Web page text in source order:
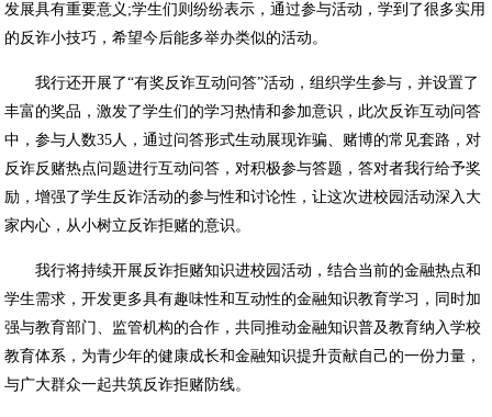
发展具有重要意义;学生们则纷纷表示，通过参与活动，学到了很多实用
的反诈小技巧，希望今后能多举办类似的活动。
我行还开展了“有奖反诈互动问答”活动，组织学生参与，并设置了
丰富的奖品，激发了学生们的学习热情和参加意识，此次反诈互动问答
中，参与人数35人，通过问答形式生动展现诈骗、赌博的常见套路，对
反诈反赌热点问题进行互动问答，对积极参与答题，答对者我行给予奖
励，增强了学生反诈活动的参与性和讨论性，让这次进校园活动深入大
家内心，从小树立反诈拒赌的意识。
我行将持续开展反诈拒赌知识进校园活动，结合当前的金融热点和
学生需求，开发更多具有趣味性和互动性的金融知识教育学习，同时加
强与教育部门、监管机构的合作，共同推动金融知识普及教育纳入学校
教育体系，为青少年的健康成长和金融知识提升贡献自己的一份力量，
与广大群众一起共筑反诈拒赌防线。